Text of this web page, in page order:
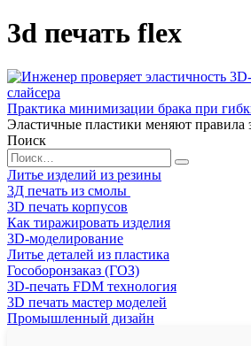
3d печать flex
Практика минимизации брака при
Эластичные пластики меняют правила
Поиск
Search
for:
Литье изделий из резины
3Д печать из смолы
3D печать корпусов
Как тиражировать изделия
3D-моделирование
Литье деталей из пластика
Гособоронзаказ (ГОЗ)
3D-печать FDM технология
3D печать мастер моделей
Промышленный дизайн